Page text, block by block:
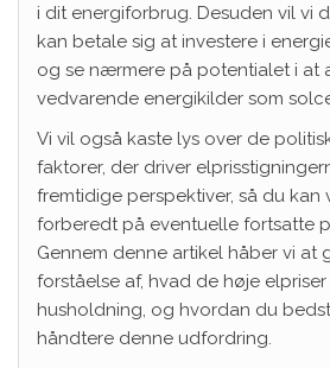
i dit energiforbrug. Desuden vil vi
kan betale sig at investere i
og se nærmere på potentialet i at
vedvarende energikilder som
Vi vil også kaste lys over de
faktorer, der driver
fremtidige perspektiver, så du
forberedt på eventuelle fortsatte
Gennem denne artikel håber vi at
forståelse af, hvad de høje
husholdning, og hvordan du
håndtere denne udfordring.